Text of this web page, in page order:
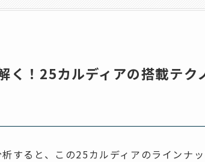
く！25カルディアの搭載テク
すると、この25カルディアのラインナ